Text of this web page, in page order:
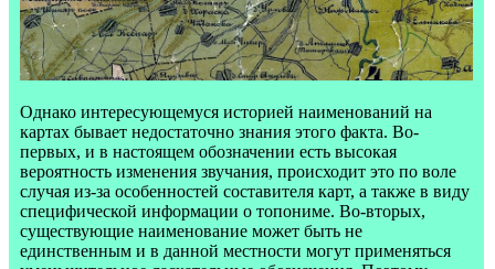
Однако интересующемуся историей наименований на
картах бывает недостаточно знания этого факта. Во-
первых, и в настоящем обозначении есть высокая
вероятность изменения звучания, происходит это по воле
случая из-за особенностей составителя карт, а также в виду
специфической информации о топониме. Во-вторых,
существующие наименование может быть не
единственным и в данной местности могут применяться